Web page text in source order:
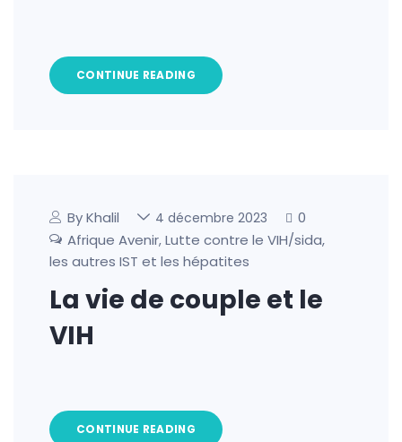
CONTINUE READING
By Khalil 4 décembre 2023
0
Afrique Avenir, Lutte contre le VIH/sida,
les autres IST et les hépatites
La vie de couple et le
VIH
CONTINUE READING